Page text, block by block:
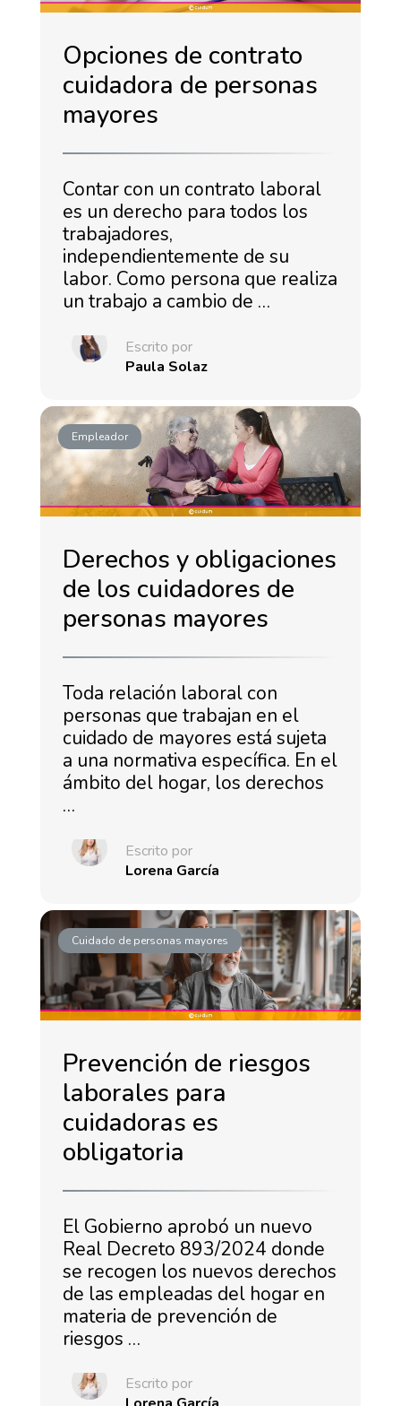
Opciones de contrato
cuidadora de personas
mayores
Contar con un contrato laboral
es un derecho para todos los
trabajadores,
independientemente de su
labor. Como persona que realiza
un trabajo a cambio de …
Escrito por
Paula Solaz
Empleador
Derechos y obligaciones
de los cuidadores de
personas mayores
Toda relación laboral con
personas que trabajan en el
cuidado de mayores está sujeta
a una normativa específica. En el
ámbito del hogar, los derechos
…
Escrito por
Lorena García
Cuidado de personas mayores
Prevención de riesgos
laborales para
cuidadoras es
obligatoria
El Gobierno aprobó un nuevo
Real Decreto 893/2024 donde
se recogen los nuevos derechos
de las empleadas del hogar en
materia de prevención de
riesgos …
Escrito por